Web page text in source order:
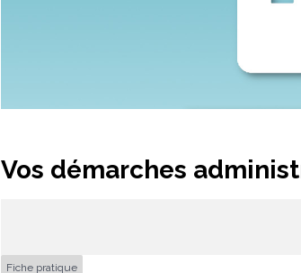
Vos démarches
Fiche pratique